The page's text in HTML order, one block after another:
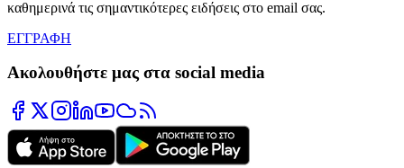
καθημερινά τις σημαντικότερες ειδήσεις στο email σας.
ΕΓΓΡΑΦΗ
Ακολουθήστε μας στα social media